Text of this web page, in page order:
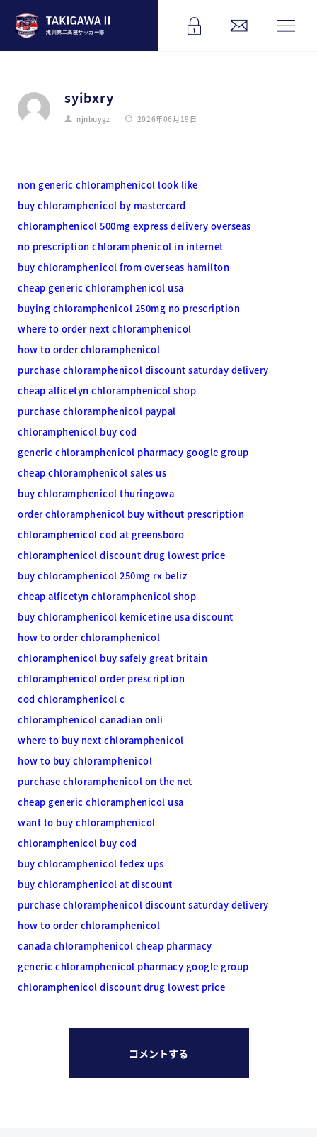
滝川第二高校サッカー部
syibxry
njnbuygz 2026年06月19日
non generic chloramphenicol look like
buy chloramphenicol by mastercard
chloramphenicol 500mg express delivery overseas
no prescription chloramphenicol in internet
buy chloramphenicol from overseas hamilton
cheap generic chloramphenicol usa
buying chloramphenicol 250mg no prescription
where to order next chloramphenicol
how to order chloramphenicol
purchase chloramphenicol discount saturday delivery
cheap alficetyn chloramphenicol shop
purchase chloramphenicol paypal
chloramphenicol buy cod
generic chloramphenicol pharmacy google group
cheap chloramphenicol sales us
buy chloramphenicol thuringowa
order chloramphenicol buy without prescription
chloramphenicol cod at greensboro
chloramphenicol discount drug lowest price
buy chloramphenicol 250mg rx beliz
cheap alficetyn chloramphenicol shop
buy chloramphenicol kemicetine usa discount
how to order chloramphenicol
chloramphenicol buy safely great britain
chloramphenicol order prescription
cod chloramphenicol c
chloramphenicol canadian onli
where to buy next chloramphenicol
how to buy chloramphenicol
purchase chloramphenicol on the net
cheap generic chloramphenicol usa
want to buy chloramphenicol
chloramphenicol buy cod
buy chloramphenicol fedex ups
buy chloramphenicol at discount
purchase chloramphenicol discount saturday delivery
how to order chloramphenicol
canada chloramphenicol cheap pharmacy
generic chloramphenicol pharmacy google group
chloramphenicol discount drug lowest price
コメントする